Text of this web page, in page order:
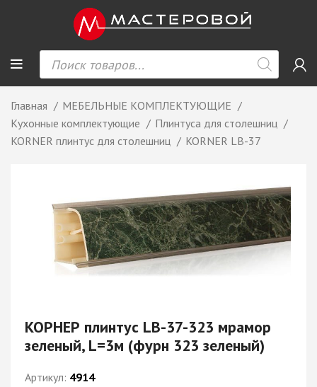
Главная
МЕБЕЛЬНЫЕ КОМПЛЕКТУЮЩИЕ
Кухонные комплектующие
Плинтуса для столешниц
KORNER плинтус для столешниц
KORNER LB-37
КОРНЕР плинтус LB-37-323 мрамор
зеленый, L=3м (фурн 323 зеленый)
Артикул: 4914